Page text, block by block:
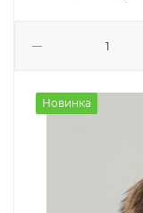
Новинка